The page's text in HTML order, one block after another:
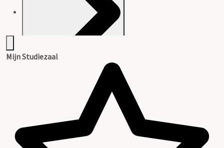
Beschrijving van het archief
Mijn Studiezaal